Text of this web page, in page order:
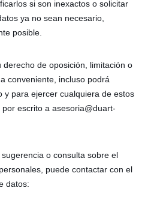
si son inexactos o solicitar
ya no sean necesario,
posible.
derecho de oposición, limitación o
conveniente, incluso podrá
y para ejercer cualquiera de estos
escrito a asesoria@duart-
o consulta sobre el
puede contactar con el
datos: